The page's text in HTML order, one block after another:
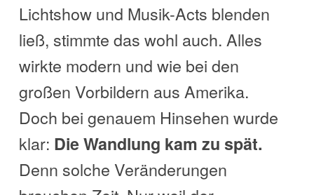
Lichtshow und Musik-Acts blenden
ließ, stimmte das wohl auch. Alles
wirkte modern und wie bei den
großen Vorbildern aus Amerika.
Doch bei genauem Hinsehen wurde
klar: Die Wandlung kam zu spät.
Denn solche Veränderungen